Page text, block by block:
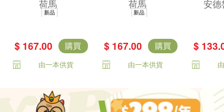
著，唯一主張
女性）傳奇譯
本）
荷馬
新品
$ 167.00 購買
由一本供貨
不朽中譯珍藏經
荷馬
新品
$ 167.00 購買
由一本供貨
集
里亞
賽》
安德
$